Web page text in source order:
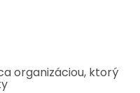
organizáciou, ktorý